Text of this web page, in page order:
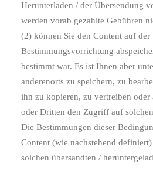
Herunterladen / der Übersendung
werden vorab gezahlte Gebühren
(2) können Sie den Content auf der
Bestimmungsvorrichtung
bestimmt war. Es ist Ihnen aber
anderenorts zu speichern, zu
ihn zu kopieren, zu vertreiben
oder Dritten den Zugriff auf
Die Bestimmungen dieser
Content (wie nachstehend
solchen übersandten /